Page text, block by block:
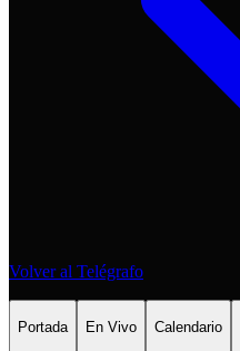
Volver al Telégrafo
Portada En Vivo Calendario